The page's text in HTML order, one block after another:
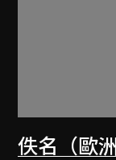
佚名（歐洲